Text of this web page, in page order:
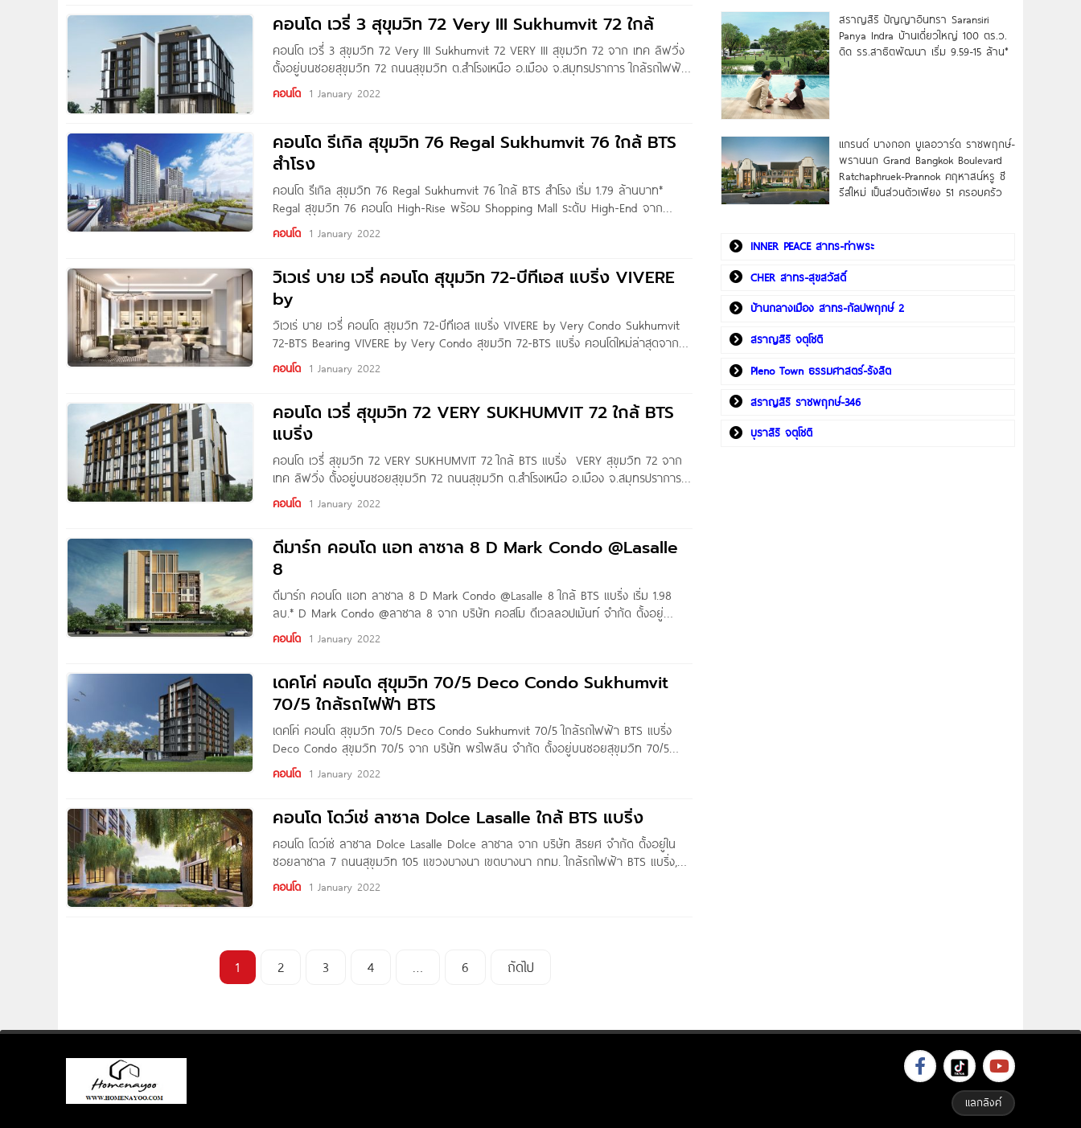
คอนโด เวรี่ 3 สุขุมวิท 72 Very III Sukhumvit 72 ใกล้
คอนโด เวรี่ 3 สุขุมวิท 72 Very III Sukhumvit 72 VERY III สุขุมวิท 72 จาก เทค ลิฟวิ่ง
ตั้งอยู่บนซอยสุขุมวิท 72 ถนนสุขุมวิท ต.สำโรงเหนือ อ.เมือง จ.สมุทรปราการ ใกล้รถไฟฟ้า
BTS แบริ่ง ประมาณ 600 เมตร ใกล้ทางด่วนบางนา, Central
คอนโด 1 January 2022
คอนโด รีเกิล สุขุมวิท 76 Regal Sukhumvit 76 ใกล้ BTS
สำโรง
คอนโด รีเกิล สุขุมวิท 76 Regal Sukhumvit 76 ใกล้ BTS สำโรง เริ่ม 1.79 ล้านบาท*
Regal สุขุมวิท 76 คอนโด High-Rise พร้อม Shopping Mall ระดับ High-End จาก
บริษัท ไฮไชน์ ดีเวลลอปเม้นท์ กรุ๊ป จำกัด ตัวโครงการตั้งอยู่ติดถนนสุขุมวิท
คอนโด 1 January 2022
วิเวเร่ บาย เวรี่ คอนโด สุขุมวิท 72-บีทีเอส แบริ่ง VIVERE
by
วิเวเร่ บาย เวรี่ คอนโด สุขุมวิท 72-บีทีเอส แบริ่ง VIVERE by Very Condo Sukhumvit
72-BTS Bearing VIVERE by Very Condo สุขมวิท 72-BTS แบริ่ง คอนโดใหม่ล่าสุดจาก
VERY DEVELOPMENT CO.,LTD. โครงการตั้งอยู่ภายในซอยสุขุมวิท 72 (ซอยศิริคาม 4)
ต.สำโรงเหนือ
คอนโด 1 January 2022
คอนโด เวรี่ สุขุมวิท 72 VERY SUKHUMVIT 72 ใกล้ BTS
แบริ่ง
คอนโด เวรี่ สุขุมวิท 72 VERY SUKHUMVIT 72 ใกล้ BTS แบริ่ง VERY สุขุมวิท 72 จาก
เทค ลิฟวิ่ง ตั้งอยู่บนซอยสุขุมวิท 72 ถนนสุขุมวิท ต.สำโรงเหนือ อ.เมือง จ.สมุทรปราการ
ใกล้รถไฟฟ้า BTS แบริ่ง ประมาณ 350 เมตร ใกล้ทางด่วนบางนา, Central
คอนโด 1 January 2022
ดีมาร์ก คอนโด แอท ลาซาล 8 D Mark Condo @Lasalle
8
ดีมาร์ก คอนโด แอท ลาซาล 8 D Mark Condo @Lasalle 8 ใกล้ BTS แบริ่ง เริ่ม 1.98
ลบ.* D Mark Condo @ลาซาล 8 จาก บริษัท คอสโม ดีเวลลอปเม้นท์ จำกัด ตั้งอยู่
ภายในลาซาล ซอย 8 แขวงบางนา
คอนโด 1 January 2022
เดคโค่ คอนโด สุขุมวิท 70/5 Deco Condo Sukhumvit
70/5 ใกล้รถไฟฟ้า BTS
เดคโค่ คอนโด สุขุมวิท 70/5 Deco Condo Sukhumvit 70/5 ใกล้รถไฟฟ้า BTS แบริ่ง
Deco Condo สุขุมวิท 70/5 จาก บริษัท พรไพลิน จำกัด ตั้งอยู่บนซอยสุขุมวิท 70/5
ถนนสุขุมวิท แขวงบางนา เขตบางนา กทม. ใกล้รถไฟฟ้า BTS แบริ่ง ประมาณ 300 เมตร,
คอนโด 1 January 2022
คอนโด โดว์เช่ ลาซาล Dolce Lasalle ใกล้ BTS แบริ่ง
คอนโด โดว์เช่ ลาซาล Dolce Lasalle Dolce ลาซาล จาก บริษัท สิรยศ จำกัด ตั้งอยู่ใน
ซอยลาซาล 7 ถนนสุขุมวิท 105 แขวงบางนา เขตบางนา กทม. ใกล้รถไฟฟ้า BTS แบริ่ง,
Big C บางนา, Central บางนา, รร.เซนต์แอนดรูว์, รร.เซนต์โยเซฟ บางนา, รร.นานาชาติ
บางกอกพัฒนา
คอนโด 1 January 2022
1 2 3 4 … 6 ถัดไป
สราญสิริ ปัญญาอินทรา Saransiri
Panya Indra บ้านเดี่ยวใหญ่ 100 ตร.ว.
ดิด รร.สาธิตพัฒนา เริ่ม 9.59-15 ล้าน*
แกรนด์ บางกอก บูเลอวาร์ด ราชพฤกษ์-
พรานนก Grand Bangkok Boulevard
Ratchaphruek-Prannok คฤหาสน์หรู ซี
รีส์ใหม่ เป็นส่วนตัวเพียง 51 ครอบครัว
INNER PEACE สาทร-ท่าพระ
CHER สาทร-สุขสวัสดิ์
บ้านกลางเมือง สาทร-กัลปพฤกษ์ 2
สราญสิริ จตุโชติ
Pleno Town ธรรมศาสตร์-รังสิต
สราญสิริ ราชพฤกษ์-346
บุราสิริ จตุโชติ
แลกลิงค์